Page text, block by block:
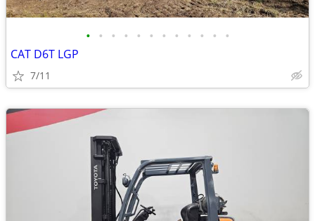
• • • • • • • • • • • •
CAT D6T LGP
7/11